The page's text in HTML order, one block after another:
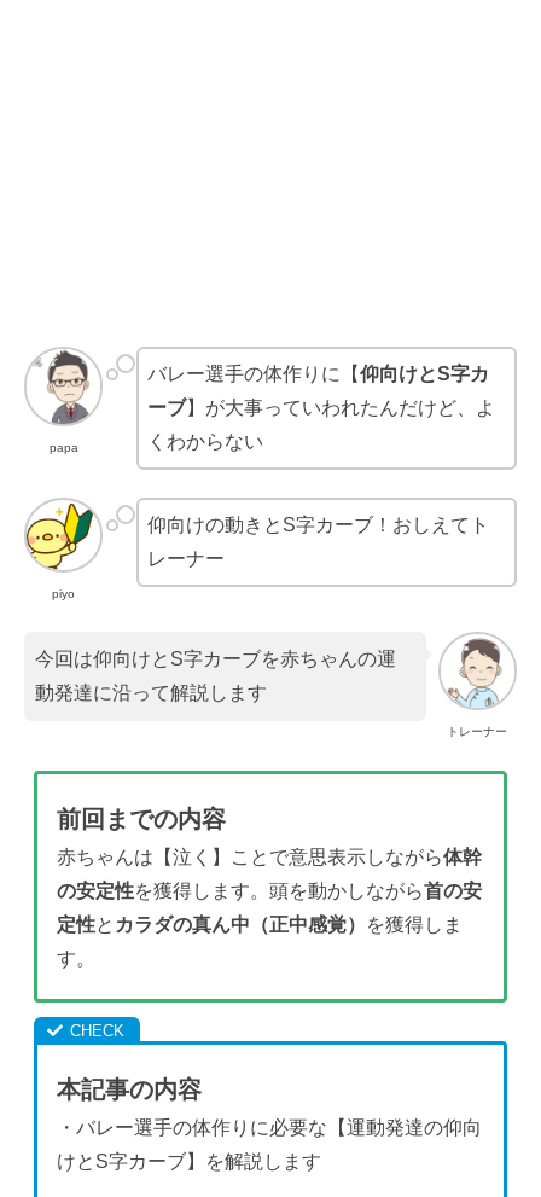
papa
バレー選手の体作りに【仰向けとS字カ
ーブ】が大事っていわれたんだけど、よ
くわからない
piyo
仰向けの動きとS字カーブ！おしえてト
レーナー
トレーナー
今回は仰向けとS字カーブを赤ちゃんの運
動発達に沿って解説します
前回までの内容
赤ちゃんは【泣く】ことで意思表示しながら体幹
の安定性を獲得します。頭を動かしながら首の安
定性と カラダの真ん中（正中感覚）
を獲得しま
す。
本記事の内容
・バレー選手の体作りに必要な【運動発達の仰向
けとS字カーブ】を解説します